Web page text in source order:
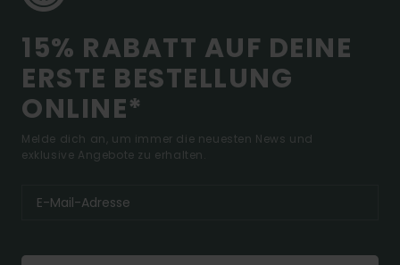
15% RABATT AUF DEINE
ERSTE BESTELLUNG
ONLINE*
Melde dich an, um immer die neuesten News und
exklusive Angebote zu erhalten.